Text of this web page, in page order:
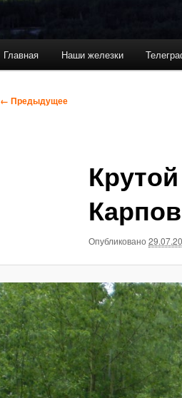
Главная Наши железки
Навигация
← Предыдущее
Опубликовано